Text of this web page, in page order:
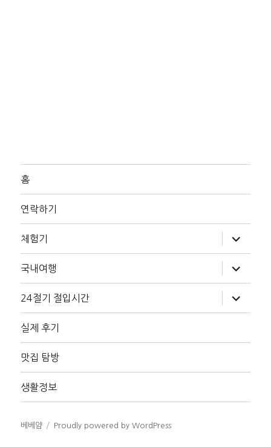
홈
연락하기
체험기
위
메
확
장
국내여행
위
메
확
장
24절기 절입시간
위
메
장
실제 후기
맛집 탐방
생활정보
베베얌 Proudly powered by WordPress